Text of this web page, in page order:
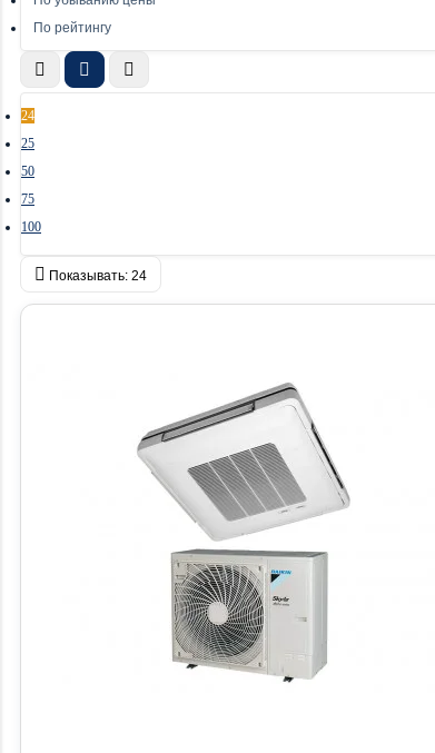
По рейтингу
24
25
50
75
100
Показывать: 24